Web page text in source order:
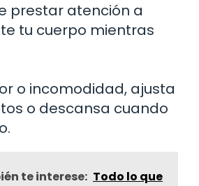
prestar atención a
tu cuerpo mientras
o incomodidad, ajusta
o descansa cuando
te interese: Todo lo que